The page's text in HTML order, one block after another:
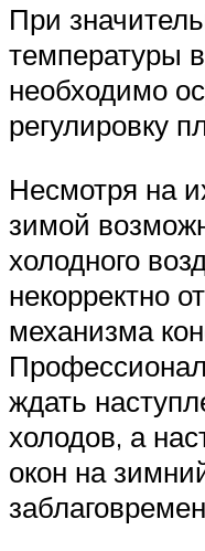
При
температуры
необходимо
регулировку
Несмотря на
зимой
холодного
некорректно
механизма
ждать
холодов, а
окон на